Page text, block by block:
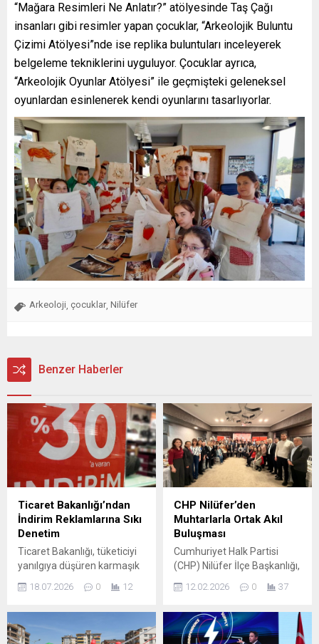
“Mağara Resimleri Ne Anlatır?” atölyesinde Taş Çağı
insanları gibi resimler yapan çocuklar, “Arkeolojik Buluntu
Çizimi Atölyesi”nde ise replika buluntuları inceleyerek
belgeleme tekniklerini uyguluyor. Çocuklar ayrıca,
“Arkeolojik Oyunlar Atölyesi” ile geçmişteki geleneksel
oyunlardan esinlenerek kendi oyunlarını tasarlıyorlar.
Arkeoloji, çocuklar, Nilüfer
Benzer Haberler
Ticaret Bakanlığı’ndan
İndirim Reklamlarına Sıkı
Denetim
Ticaret Bakanlığı, tüketiciyi
yanılgıya düşüren karmaşık
karşı sıkı önlemler alıyor.
yüzde 10” gibi üst üste
bindirilen indirim
18.07.2026 0 12
CHP Nilüfer’den
Muhtarlarla Ortak Akıl
Buluşması
Cumhuriyet Halk Partisi
(CHP) Nilüfer İlçe Başkanlığı,
mahalle muhtarlarıyla
araya geldi. Yoğun katılımla
gerçekleşen buluşma, CHP
12.02.2026 0 37